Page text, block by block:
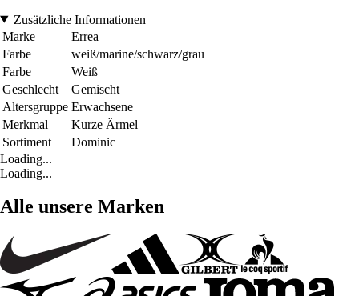
Zusätzliche Informationen
Marke
Errea
Farbe
weiß/marine/schwarz/grau
Farbe
Weiß
Geschlecht
Gemischt
Altersgruppe Erwachsene
Merkmal
Kurze Ärmel
Sortiment
Dominic
Loading...
Loading...
Alle unsere Marken